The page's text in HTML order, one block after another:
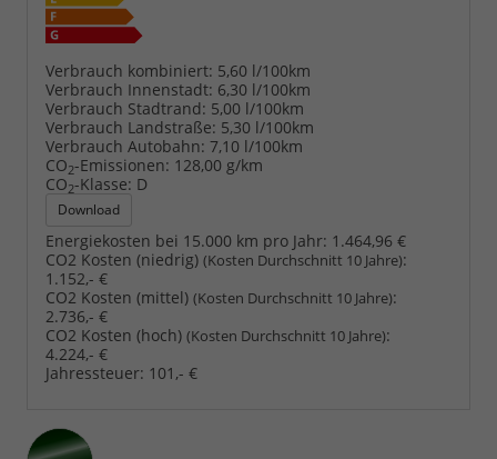
Verbrauch kombiniert: 5,60 l/100km
Verbrauch Innenstadt: 6,30 l/100km
Verbrauch Stadtrand: 5,00 l/100km
Verbrauch Landstraße: 5,30 l/100km
Verbrauch Autobahn: 7,10 l/100km
CO2-Emissionen: 128,00 g/km
CO2-Klasse: D
Download
Energiekosten bei 15.000 km pro Jahr: 1.464,96 €
CO2 Kosten (niedrig) (Kosten Durchschnitt 10 Jahre):
1.152,- €
CO2 Kosten (mittel) (Kosten Durchschnitt 10 Jahre):
2.736,- €
CO2 Kosten (hoch) (Kosten Durchschnitt 10 Jahre):
4.224,- €
Jahressteuer: 101,- €